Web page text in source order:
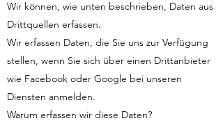
Wir können, wie unten beschrieben, Daten aus
Drittquellen erfassen.
Wir erfassen Daten, die Sie uns zur Verfügung
stellen, wenn Sie sich über einen Drittanbieter
wie Facebook oder Google bei unseren
Diensten anmelden.
Warum erfassen wir diese Daten?